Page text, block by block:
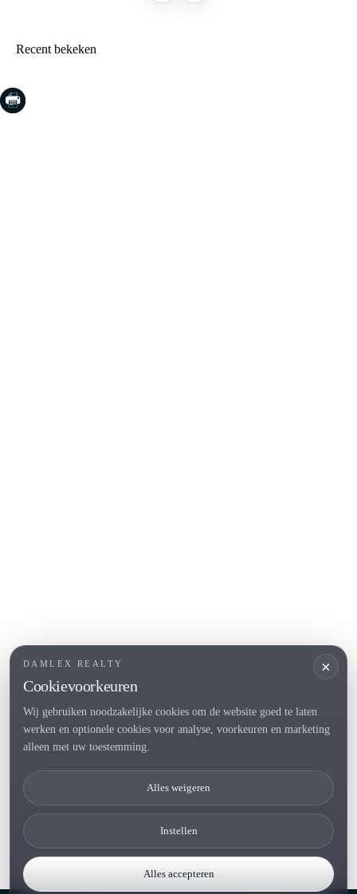
×
DAMLEX REALTY
Cookievoorkeuren
Wij gebruiken noodzakelijke cookies om de website goed te laten
werken en optionele cookies voor analyse, voorkeuren en marketing
alleen met uw toestemming.
Alles weigeren
Instellen
Alles accepteren
Recent bekeken
Nieuwbouwprojecten
Tel. (+34) 935 434 367
Privacy Policy
Cookie preferences